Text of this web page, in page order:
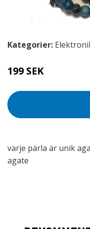
Kategorier:
199 SEK
varje pärla är unik
agate